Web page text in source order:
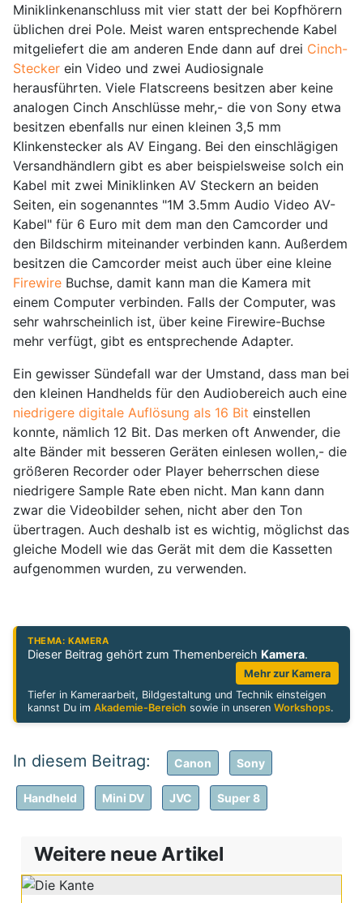
Miniklinkenanschluss mit vier statt der bei Kopfhörern
üblichen drei Pole. Meist waren entsprechende Kabel
mitgeliefert die am anderen Ende dann auf drei Cinch-
Stecker ein Video und zwei Audiosignale
herausführten. Viele Flatscreens besitzen aber keine
analogen Cinch Anschlüsse mehr,- die von Sony etwa
besitzen ebenfalls nur einen kleinen 3,5 mm
Klinkenstecker als AV Eingang. Bei den einschlägigen
Versandhändlern gibt es aber beispielsweise solch ein
Kabel mit zwei Miniklinken AV Steckern an beiden
Seiten, ein sogenanntes "1M 3.5mm Audio Video AV-
Kabel" für 6 Euro mit dem man den Camcorder und
den Bildschirm miteinander verbinden kann. Außerdem
besitzen die Camcorder meist auch über eine kleine
Firewire Buchse, damit kann man die Kamera mit
einem Computer verbinden. Falls der Computer, was
sehr wahrscheinlich ist, über keine Firewire-Buchse
mehr verfügt, gibt es entsprechende Adapter.
Ein gewisser Sündefall war der Umstand, dass man bei
den kleinen Handhelds für den Audiobereich auch eine
niedrigere digitale Auflösung als 16 Bit einstellen
konnte, nämlich 12 Bit. Das merken oft Anwender, die
alte Bänder mit besseren Geräten einlesen wollen,- die
größeren Recorder oder Player beherrschen diese
niedrigere Sample Rate eben nicht. Man kann dann
zwar die Videobilder sehen, nicht aber den Ton
übertragen. Auch deshalb ist es wichtig, möglichst das
gleiche Modell wie das Gerät mit dem die Kassetten
aufgenommen wurden, zu verwenden.
THEMA: KAMERA
Dieser Beitrag gehört zum Themenbereich Kamera.
Mehr zur Kamera
Tiefer in Kameraarbeit, Bildgestaltung und Technik einsteigen
kannst Du imAkademie-Bereich sowie in unserenWorkshops.
Canon Sony
Handheld Mini DV JVC Super 8
Weitere neue Artikel